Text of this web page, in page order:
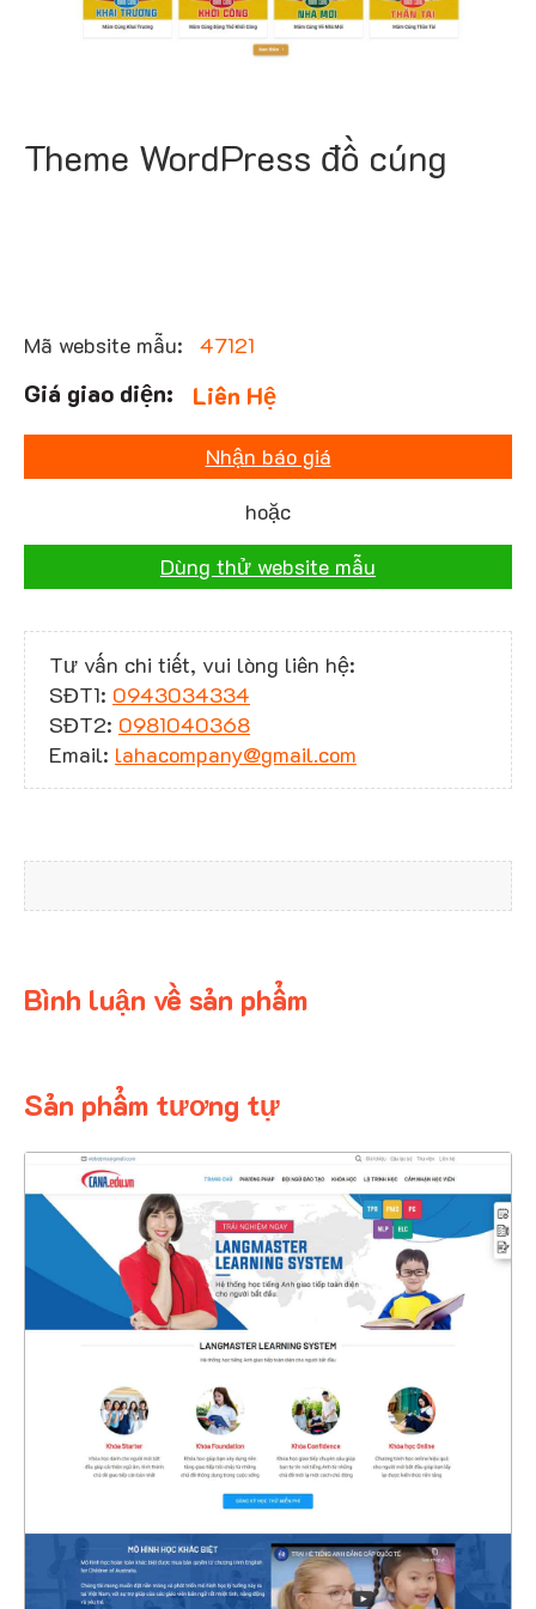
Theme WordPress đồ cúng
Mã website mẫu: 47121
Liên Hệ
Nhận báo giá
hoặc
Dùng thử website mẫu
Tư vấn chi tiết, vui lòng liên hệ:
SĐT1: 0943034334
SĐT2: 0981040368
Email: lahacompany@gmail.com
Bình luận về sản phẩm
Sản phẩm tương tự
CHI TIẾT